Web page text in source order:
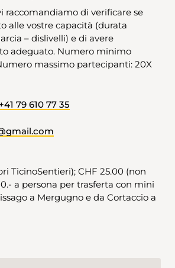
raccomandiamo di verificare se
alle vostre capacità (durata
– dislivelli) e di avere
Numero minimo
massimo partecipanti: 20X
+41 79 610 77 35
CHF 25.00 (non
a persona per trasferta con mini
a Mergugno e da Cortaccio a